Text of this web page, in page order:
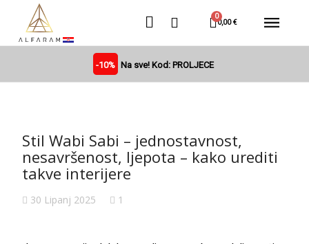
0,00 €
-10% Na sve! Kod: PROLJECE
Stil Wabi Sabi – jednostavnost,
nesavršenost, ljepota – kako urediti
takve interijere
30 Lipanj 2025 1